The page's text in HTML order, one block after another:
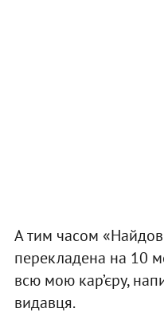
А тим часом
перекладена на 10
всю мою кар’єру,
видавця.